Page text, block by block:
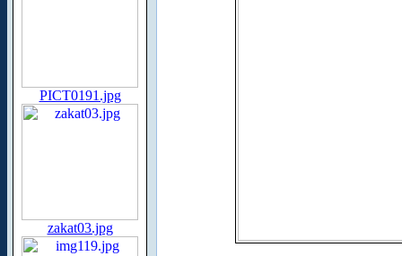
PICT0191.jpg
zakat03.jpg